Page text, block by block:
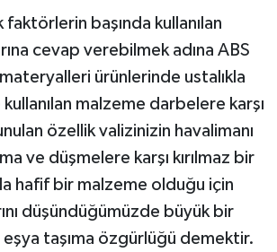
başında kullanılan
cevap verebilmek adına ABS
ürünlerinde ustalıkla
malzeme darbelere karşı
özellik valizinizin havalimanı
ve düşmelere karşı kırılmaz bir
hafif bir malzeme olduğu için
düşündüğümüzde büyük bir
taşıma özgürlüğü demektir.